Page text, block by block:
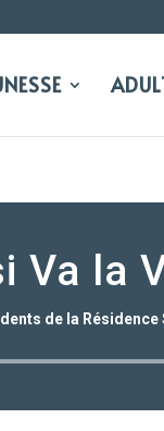
Va la
de la Résidence